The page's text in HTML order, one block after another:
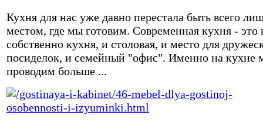
Кухня для нас уже давно перестала быть всего
местом, где мы готовим. Современная кухня - это
собственно кухня, и столовая, и место для
посиделок, и семейный "офис". Именно на кухне
проводим больше ...